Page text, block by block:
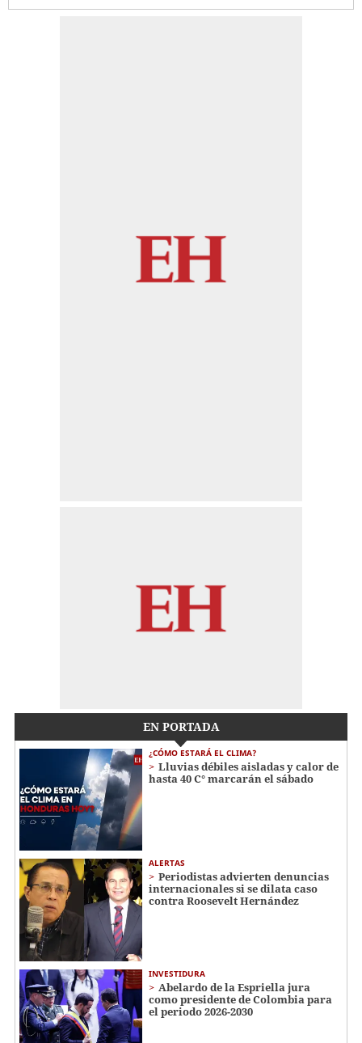
EN PORTADA
¿CÓMO ESTARÁ EL CLIMA?
Lluvias débiles aisladas y calor de
hasta 40 C° marcarán el sábado
ALERTAS
Periodistas advierten denuncias
internacionales si se dilata caso
contra Roosevelt Hernández
INVESTIDURA
Abelardo de la Espriella jura
como presidente de Colombia para
el periodo 2026-2030